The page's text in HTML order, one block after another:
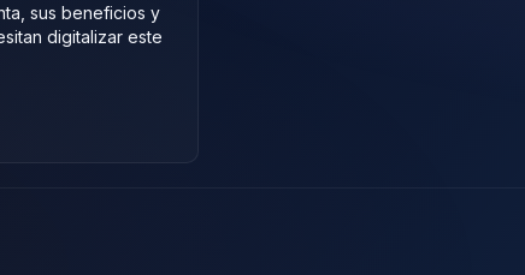
sus beneficios y
digitalizar este